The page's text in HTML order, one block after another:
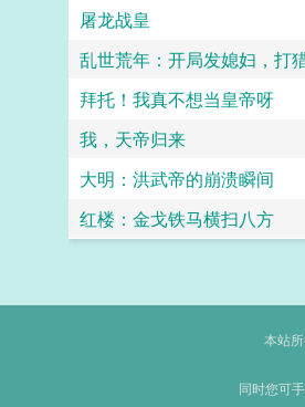
屠龙战皇
乱世荒年：开局发媳妇，打
拜托！我真不想当皇帝呀
我，天帝归来
大明：洪武帝的崩溃瞬间
红楼：金戈铁马横扫八方
本站
同时您可